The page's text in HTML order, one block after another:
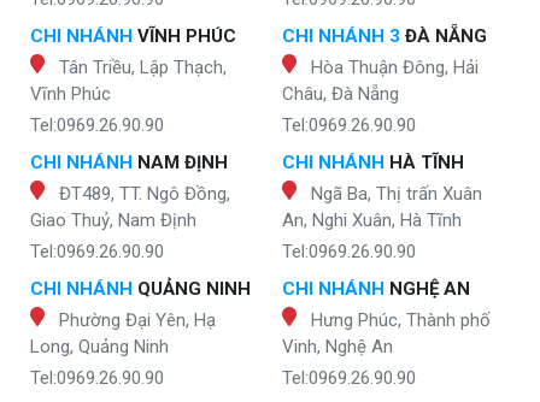
CHI NHÁNH VĨNH PHÚC
Tân Triều, Lập Thạch,
Vĩnh Phúc
Tel:0969.26.90.90
CHI NHÁNH NAM ĐỊNH
ĐT489, TT. Ngô Đồng,
Giao Thuỷ, Nam Định
Tel:0969.26.90.90
CHI NHÁNH QUẢNG NINH
Phường Đại Yên, Hạ
Long, Quảng Ninh
Tel:0969.26.90.90
CHI NHÁNH 3 ĐÀ NẴNG
Hòa Thuận Đông, Hải
Châu, Đà Nẵng
Tel:0969.26.90.90
CHI NHÁNH HÀ TĨNH
Ngã Ba, Thị trấn Xuân
An, Nghi Xuân, Hà Tĩnh
Tel:0969.26.90.90
CHI NHÁNH NGHỆ AN
Hưng Phúc, Thành phố
Vinh, Nghệ An
Tel:0969.26.90.90